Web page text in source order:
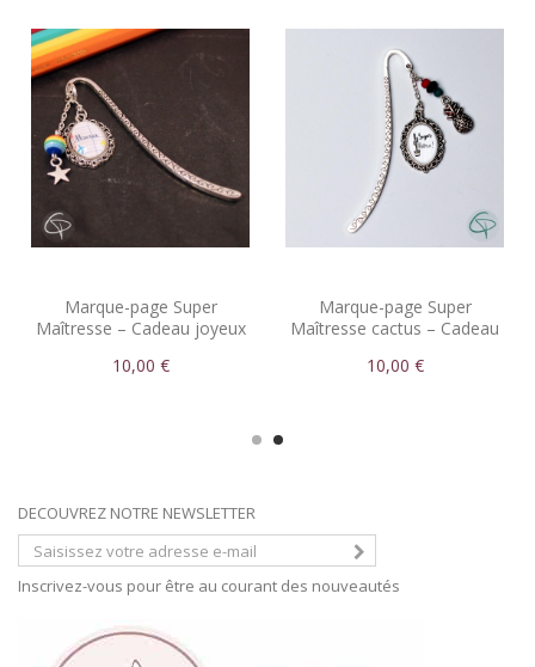
Marque-page Super
Maîtresse – Cadeau joyeux
10,00 €
Marque-page Super
Maîtresse cactus – Cadeau
10,00 €
DECOUVREZ NOTRE NEWSLETTER
Inscrivez-vous pour être au courant des nouveautés